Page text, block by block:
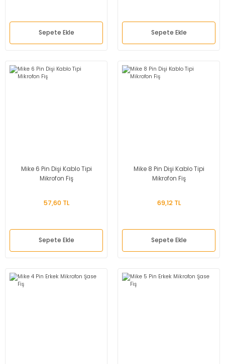
Sepete Ekle Sepete Ekle
Mike 6 Pin Dişi Kablo Tipi
Mikrofon Fiş
57,60 TL
Sepete Ekle
Mike 8 Pin Dişi Kablo Tipi
Mikrofon Fiş
69,12 TL
Sepete Ekle